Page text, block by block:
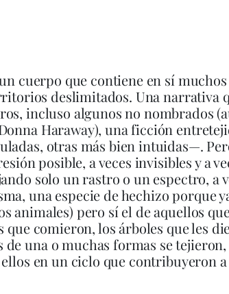
cuerpo que contiene en sí
deslimitados. Una narrativa
incluso algunos no nombrados
Haraway), una ficción
otras más bien intuidas—.
posible, a veces invisibles y a
solo un rastro o un espectro, a
una especie de hechizo porque
animales) pero sí el de aquellos
que comieron, los árboles que les
de una o muchas formas se
en un ciclo que contribuyeron a